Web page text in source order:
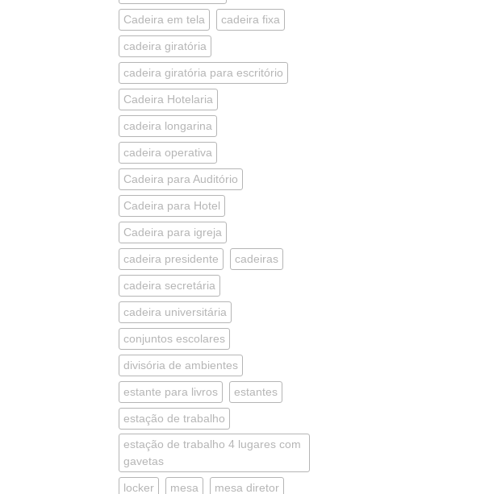
Cadeira em tela cadeira fixa
cadeira giratória
cadeira giratória para escritório
Cadeira Hotelaria
cadeira longarina
cadeira operativa
Cadeira para Auditório
Cadeira para Hotel
Cadeira para igreja
cadeira presidente cadeiras
cadeira secretária
cadeira universitária
conjuntos escolares
divisória de ambientes
estante para livros estantes
estação de trabalho
estação de trabalho 4 lugares com
gavetas
locker mesa mesa diretor